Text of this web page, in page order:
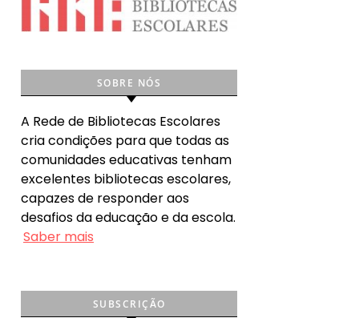
SOBRE NÓS
A Rede de Bibliotecas Escolares
cria condições para que todas as
comunidades educativas tenham
excelentes bibliotecas escolares,
capazes de responder aos
desafios da educação e da escola.
Saber mais
SUBSCRIÇÃO